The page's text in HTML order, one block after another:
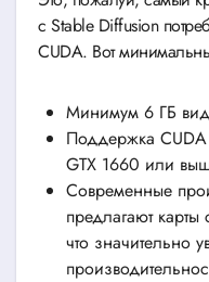
с Stable Diffusion
CUDA. Вот
Минимум 6 ГБ
Поддержка
GTX 1660 или
Современные
предлагают
что значительно